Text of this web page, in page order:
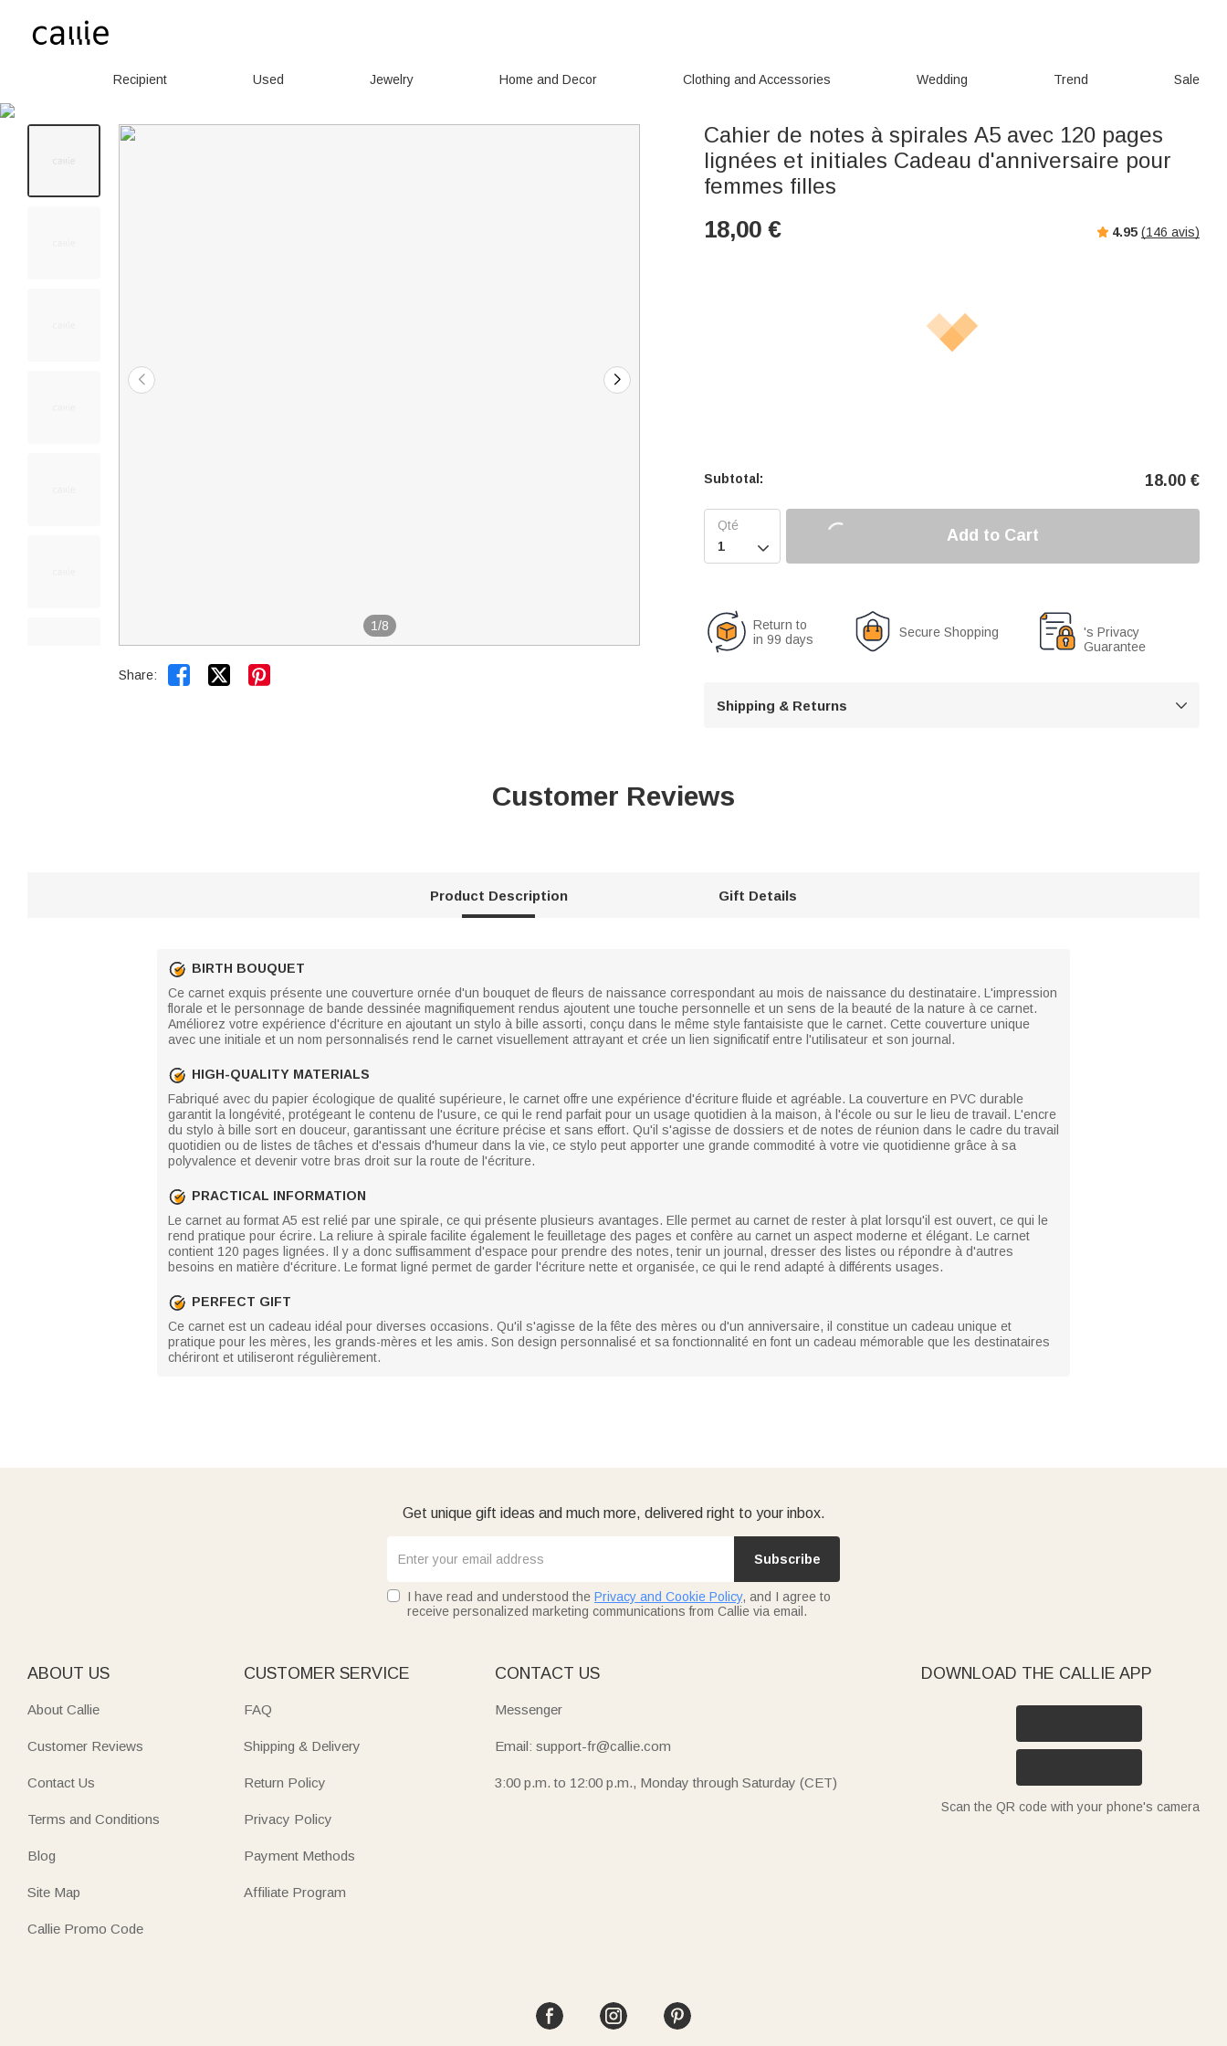
Recipient Used Jewelry Home and Decor Clothing and Accessories Wedding Trend Sale
1/8
Share:  
Cahier de notes à spirales A5 avec 120 pages
lignées et initiales Cadeau d'anniversaire pour
femmes filles
18,00 € 4.95 (146 avis)
Subtotal: 18.00 €

Add to Cart
Return to
in 99 days
Secure Shopping
's Privacy
Guarantee
Shipping & Returns 
Customer Reviews
Product Description Gift Details
BIRTH BOUQUET
Ce carnet exquis présente une couverture ornée d'un bouquet de fleurs de naissance correspondant au mois de naissance du destinataire. L'impression
florale et le personnage de bande dessinée magnifiquement rendus ajoutent une touche personnelle et un sens de la beauté de la nature à ce carnet.
Améliorez votre expérience d'écriture en ajoutant un stylo à bille assorti, conçu dans le même style fantaisiste que le carnet. Cette couverture unique
avec une initiale et un nom personnalisés rend le carnet visuellement attrayant et crée un lien significatif entre l'utilisateur et son journal.
HIGH-QUALITY MATERIALS
Fabriqué avec du papier écologique de qualité supérieure, le carnet offre une expérience d'écriture fluide et agréable. La couverture en PVC durable
garantit la longévité, protégeant le contenu de l'usure, ce qui le rend parfait pour un usage quotidien à la maison, à l'école ou sur le lieu de travail. L'encre
du stylo à bille sort en douceur, garantissant une écriture précise et sans effort. Qu'il s'agisse de dossiers et de notes de réunion dans le cadre du travail
quotidien ou de listes de tâches et d'essais d'humeur dans la vie, ce stylo peut apporter une grande commodité à votre vie quotidienne grâce à sa
polyvalence et devenir votre bras droit sur la route de l'écriture.
PRACTICAL INFORMATION
Le carnet au format A5 est relié par une spirale, ce qui présente plusieurs avantages. Elle permet au carnet de rester à plat lorsqu'il est ouvert, ce qui le
rend pratique pour écrire. La reliure à spirale facilite également le feuilletage des pages et confère au carnet un aspect moderne et élégant. Le carnet
contient 120 pages lignées. Il y a donc suffisamment d'espace pour prendre des notes, tenir un journal, dresser des listes ou répondre à d'autres
besoins en matière d'écriture. Le format ligné permet de garder l'écriture nette et organisée, ce qui le rend adapté à différents usages.
PERFECT GIFT
Ce carnet est un cadeau idéal pour diverses occasions. Qu'il s'agisse de la fête des mères ou d'un anniversaire, il constitue un cadeau unique et
pratique pour les mères, les grands-mères et les amis. Son design personnalisé et sa fonctionnalité en font un cadeau mémorable que les destinataires
chériront et utiliseront régulièrement.
Get unique gift ideas and much more, delivered right to your inbox.
Subscribe
I have read and understood the Privacy and Cookie Policy, and I agree to
receive personalized marketing communications from Callie via email.
ABOUT US
About Callie
Customer Reviews
Contact Us
Terms and Conditions
Blog
Site Map
Callie Promo Code
CUSTOMER SERVICE
FAQ
Shipping & Delivery
Return Policy
Privacy Policy
Payment Methods
Affiliate Program
CONTACT US
Messenger
Email: support-fr@callie.com
3:00 p.m. to 12:00 p.m., Monday through Saturday (CET)
DOWNLOAD THE CALLIE APP
Scan the QR code with your phone's camera